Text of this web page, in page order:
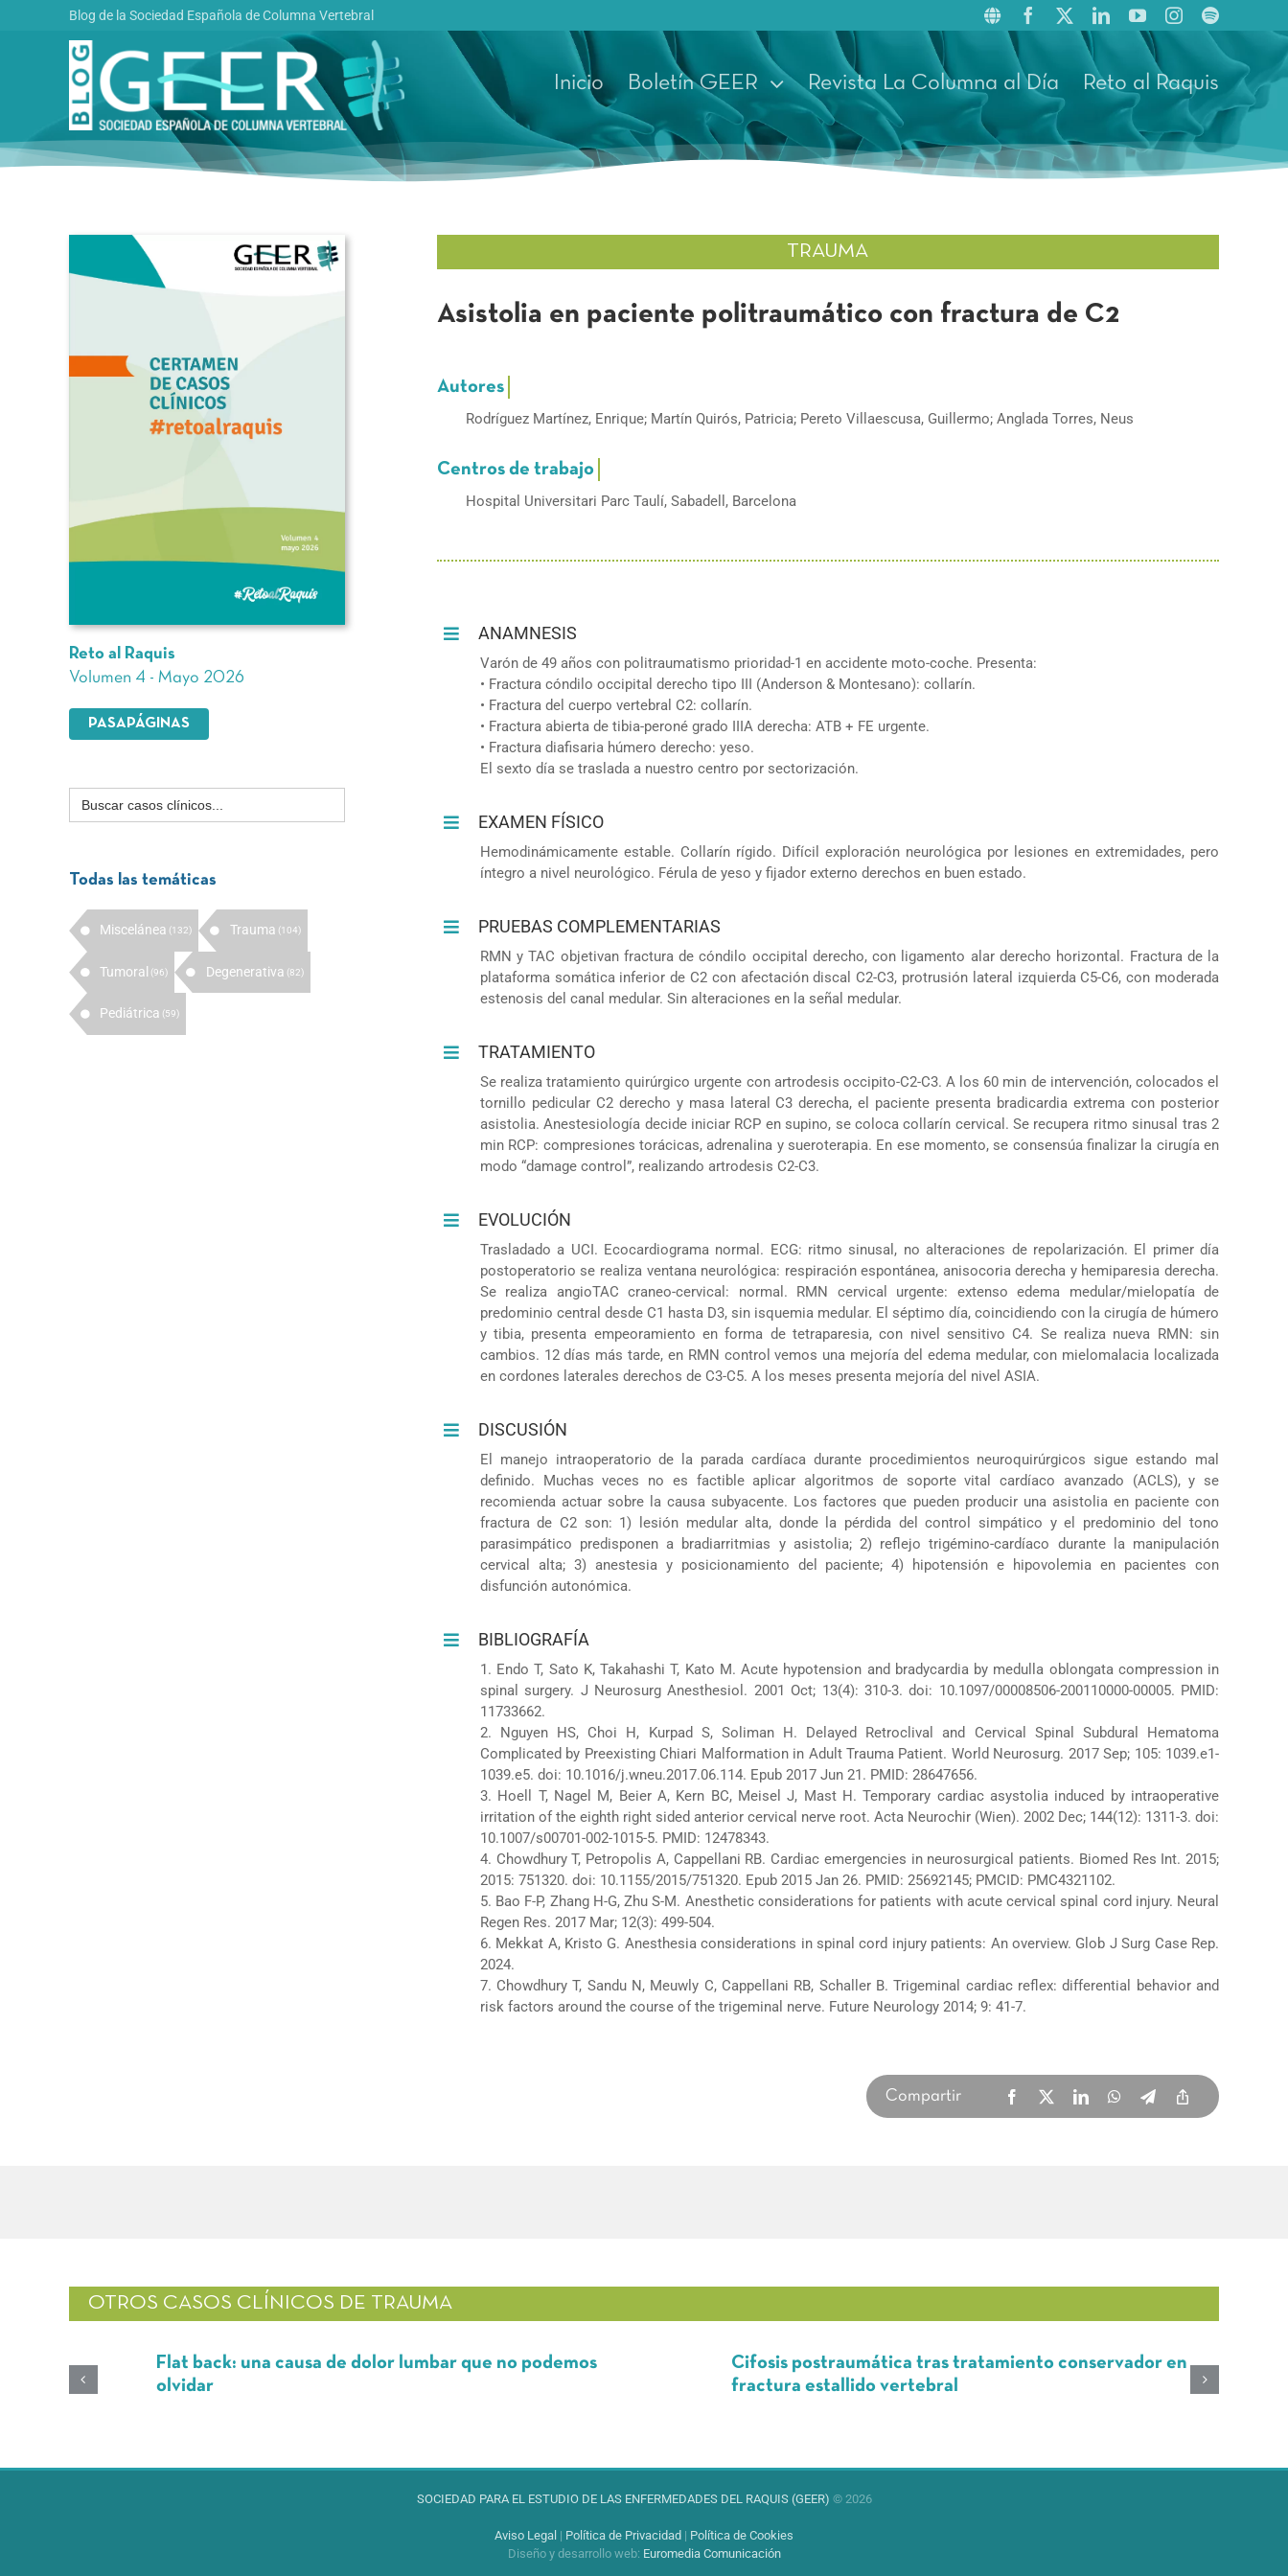
Blog de la Sociedad Española de Columna Vertebral
Inicio Boletín GEER Revista La Columna al Día Reto al Raquis
Reto al Raquis
Volumen 4 - Mayo 2026
PASAPÁGINAS
Buscar:
Todas las temáticas
Miscelánea (132) Trauma (104)
Tumoral (96) Degenerativa (82)
Pediátrica (59)
TRAUMA
Asistolia en paciente politraumático con fractura de C2
Rodríguez Martínez, Enrique; Martín Quirós, Patricia; Pereto Villaescusa, Guillermo; Anglada Torres, Neus
Hospital Universitari Parc Taulí, Sabadell, Barcelona
ANAMNESIS
Varón de 49 años con politraumatismo prioridad-1 en accidente moto-coche. Presenta:
• Fractura cóndilo occipital derecho tipo III (Anderson & Montesano): collarín.
• Fractura del cuerpo vertebral C2: collarín.
• Fractura abierta de tibia-peroné grado IIIA derecha: ATB + FE urgente.
• Fractura diafisaria húmero derecho: yeso.
El sexto día se traslada a nuestro centro por sectorización.
EXAMEN FÍSICO
Hemodinámicamente estable. Collarín rígido. Difícil exploración neurológica por lesiones en extremidades, pero
íntegro a nivel neurológico. Férula de yeso y fijador externo derechos en buen estado.
PRUEBAS COMPLEMENTARIAS
RMN y TAC objetivan fractura de cóndilo occipital derecho, con ligamento alar derecho horizontal. Fractura de la
plataforma somática inferior de C2 con afectación discal C2-C3, protrusión lateral izquierda C5-C6, con moderada
estenosis del canal medular. Sin alteraciones en la señal medular.
TRATAMIENTO
Se realiza tratamiento quirúrgico urgente con artrodesis occipito-C2-C3. A los 60 min de intervención, colocados el
tornillo pedicular C2 derecho y masa lateral C3 derecha, el paciente presenta bradicardia extrema con posterior
asistolia. Anestesiología decide iniciar RCP en supino, se coloca collarín cervical. Se recupera ritmo sinusal tras 2
min RCP: compresiones torácicas, adrenalina y sueroterapia. En ese momento, se consensúa finalizar la cirugía en
modo “damage control”, realizando artrodesis C2-C3.
EVOLUCIÓN
Trasladado a UCI. Ecocardiograma normal. ECG: ritmo sinusal, no alteraciones de repolarización. El primer día
postoperatorio se realiza ventana neurológica: respiración espontánea, anisocoria derecha y hemiparesia derecha.
Se realiza angioTAC craneo-cervical: normal. RMN cervical urgente: extenso edema medular/mielopatía de
predominio central desde C1 hasta D3, sin isquemia medular. El séptimo día, coincidiendo con la cirugía de húmero
y tibia, presenta empeoramiento en forma de tetraparesia, con nivel sensitivo C4. Se realiza nueva RMN: sin
cambios. 12 días más tarde, en RMN control vemos una mejoría del edema medular, con mielomalacia localizada
en cordones laterales derechos de C3-C5. A los meses presenta mejoría del nivel ASIA.
DISCUSIÓN
El manejo intraoperatorio de la parada cardíaca durante procedimientos neuroquirúrgicos sigue estando mal
definido. Muchas veces no es factible aplicar algoritmos de soporte vital cardíaco avanzado (ACLS), y se
recomienda actuar sobre la causa subyacente. Los factores que pueden producir una asistolia en paciente con
fractura de C2 son: 1) lesión medular alta, donde la pérdida del control simpático y el predominio del tono
parasimpático predisponen a bradiarritmias y asistolia; 2) reflejo trigémino-cardíaco durante la manipulación
cervical alta; 3) anestesia y posicionamiento del paciente; 4) hipotensión e hipovolemia en pacientes con
disfunción autonómica.
BIBLIOGRAFÍA
1. Endo T, Sato K, Takahashi T, Kato M. Acute hypotension and bradycardia by medulla oblongata compression in
spinal surgery. J Neurosurg Anesthesiol. 2001 Oct; 13(4): 310-3. doi: 10.1097/00008506-200110000-00005. PMID:
11733662.
2. Nguyen HS, Choi H, Kurpad S, Soliman H. Delayed Retroclival and Cervical Spinal Subdural Hematoma
Complicated by Preexisting Chiari Malformation in Adult Trauma Patient. World Neurosurg. 2017 Sep; 105: 1039.e1-
1039.e5. doi: 10.1016/j.wneu.2017.06.114. Epub 2017 Jun 21. PMID: 28647656.
3. Hoell T, Nagel M, Beier A, Kern BC, Meisel J, Mast H. Temporary cardiac asystolia induced by intraoperative
irritation of the eighth right sided anterior cervical nerve root. Acta Neurochir (Wien). 2002 Dec; 144(12): 1311-3. doi:
10.1007/s00701-002-1015-5. PMID: 12478343.
4. Chowdhury T, Petropolis A, Cappellani RB. Cardiac emergencies in neurosurgical patients. Biomed Res Int. 2015;
2015: 751320. doi: 10.1155/2015/751320. Epub 2015 Jan 26. PMID: 25692145; PMCID: PMC4321102.
5. Bao F-P, Zhang H-G, Zhu S-M. Anesthetic considerations for patients with acute cervical spinal cord injury. Neural
Regen Res. 2017 Mar; 12(3): 499-504.
6. Mekkat A, Kristo G. Anesthesia considerations in spinal cord injury patients: An overview. Glob J Surg Case Rep.
2024.
7. Chowdhury T, Sandu N, Meuwly C, Cappellani RB, Schaller B. Trigeminal cardiac reflex: differential behavior and
risk factors around the course of the trigeminal nerve. Future Neurology 2014; 9: 41-7.
Compartir
OTROS CASOS CLÍNICOS DE TRAUMA
Flat back: una causa de dolor lumbar que no podemos
olvidar
Cifosis postraumática tras tratamiento conservador en
fractura estallido vertebral
SOCIEDAD PARA EL ESTUDIO DE LAS ENFERMEDADES DEL RAQUIS (GEER) © 2026
Aviso Legal | Política de Privacidad | Política de Cookies
Diseño y desarrollo web: Euromedia Comunicación